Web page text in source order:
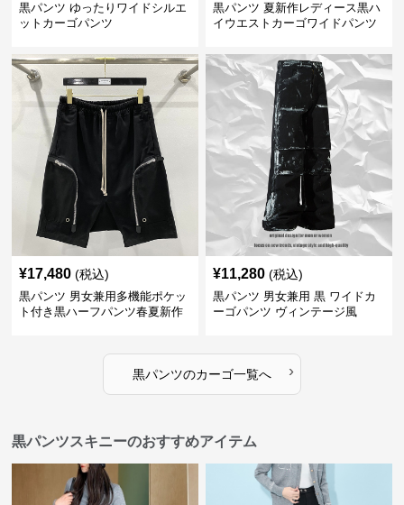
黒パンツ ゆったりワイドシルエ
ットカーゴパンツ
黒パンツ 夏新作レディース黒ハ
イウエストカーゴワイドパンツ
¥17,480 (税込)
黒パンツ 男女兼用多機能ポケッ
ト付き黒ハーフパンツ春夏新作
¥11,280 (税込)
黒パンツ 男女兼用 黒 ワイドカ
ーゴパンツ ヴィンテージ風
黒パンツのカーゴ一覧へ ›
黒パンツスキニーのおすすめアイテム